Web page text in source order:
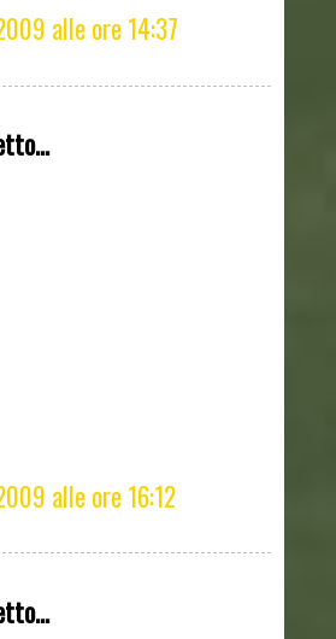
alle ore 14:37
alle ore 16:12